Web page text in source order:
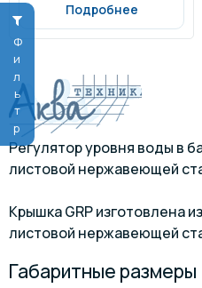
Фильтр
Подробнее
Регулятор уровня воды в
листовой нержавеющей
Крышка GRP изготовлена
листовой нержавеющей
Габаритные размеры